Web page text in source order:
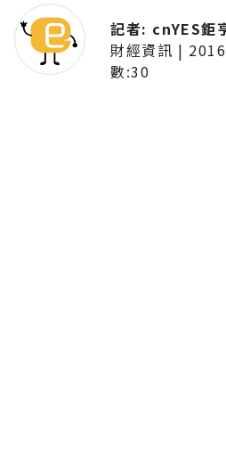
記者: cnYES鉅
財經資訊 |
數:30